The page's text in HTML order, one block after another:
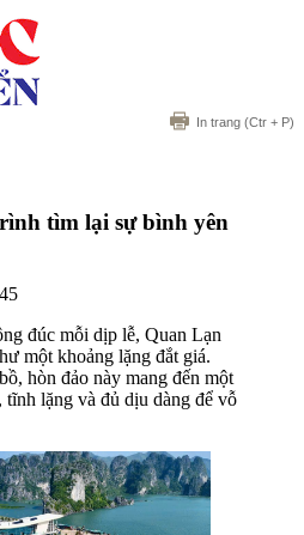
In trang (Ctr + P)
tìm lại sự bình yên
đúc mỗi dịp lễ, Quan Lạn
một khoảng lặng đắt giá.
hòn đảo này mang đến một
tĩnh lặng và đủ dịu dàng để vỗ